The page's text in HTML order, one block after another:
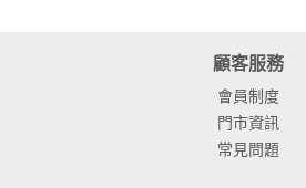
顧客服務
會員制度
門市資訊
常見問題